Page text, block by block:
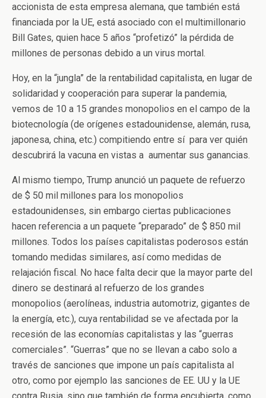
accionista de esta empresa alemana, que también está
financiada por la UE, está asociado con el multimillonario
Bill Gates, quien hace 5 años “profetizó” la pérdida de
millones de personas debido a un virus mortal.
Hoy, en la “jungla” de la rentabilidad capitalista, en lugar de
solidaridad y cooperación para superar la pandemia,
vemos de 10 a 15 grandes monopolios en el campo de la
biotecnología (de orígenes estadounidense, alemán, rusa,
japonesa, china, etc.) compitiendo entre sí para ver quién
descubrirá la vacuna en vistas a aumentar sus ganancias.
Al mismo tiempo, Trump anunció un paquete de refuerzo
de $ 50 mil millones para los monopolios
estadounidenses, sin embargo ciertas publicaciones
hacen referencia a un paquete “preparado” de $ 850 mil
millones. Todos los países capitalistas poderosos están
tomando medidas similares, así como medidas de
relajación fiscal. No hace falta decir que la mayor parte del
dinero se destinará al refuerzo de los grandes
monopolios (aerolíneas, industria automotriz, gigantes de
la energía, etc.), cuya rentabilidad se ve afectada por la
recesión de las economías capitalistas y las “guerras
comerciales”. “Guerras” que no se llevan a cabo solo a
través de sanciones que impone un país capitalista al
otro, como por ejemplo las sanciones de EE. UU y la UE
contra Rusia, sino que también de forma encubierta, como